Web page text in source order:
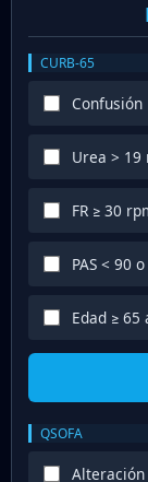
CURB-65
Confusión
Urea > 19
FR ≥ 30
PAS < 90
Edad ≥ 65
QSOFA
Alteración